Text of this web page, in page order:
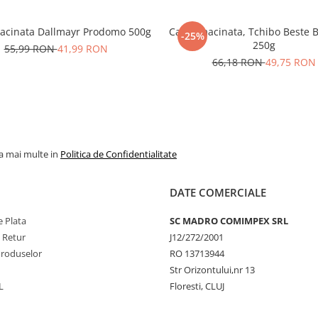
Dallmayr Prodomo 500g
55,99 RON41,99 RON
-25%
Cafea macinata, Tchibo Beste
250g
66,18 RON49,75 RON
mai multe in Politica de Confidentialitate
Plata
Retur
DATE COMERCIALE
SC MADRO COMIMPEX SRL
J12/272/2001
RO 13713944
Str Orizontului,nr 13
Floresti, CLUJ